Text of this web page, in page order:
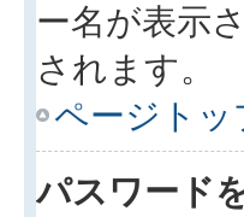
ー名が表示
されます。
ページトッ
パスワード